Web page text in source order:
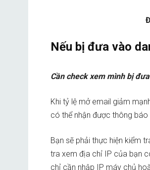
Nếu bị đưa vào
Cần check xem mình bị
Khi tỷ lệ mở email giảm
có thể nhận được thông
Bạn sẽ phải thực hiện kiểm
tra xem địa chỉ IP của bạn
chỉ cần nhập IP máy chủ